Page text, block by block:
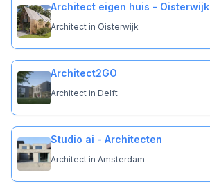
Architect eigen huis - Oisterwijk
Architect in Oisterwijk
Architect2GO
Architect in Delft
Studio ai - Architecten
Architect in Amsterdam